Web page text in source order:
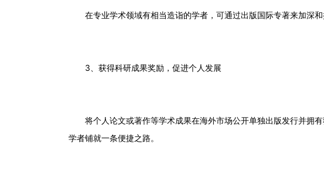
在专业学术领域有相当造诣的学者，可通过出版国际专著来加深
3 、获得科研成果奖励，促进个人发展
将个人论文或著作等学术成果在海外市场公开单独出版发行并拥
学者铺就一条便捷之路。